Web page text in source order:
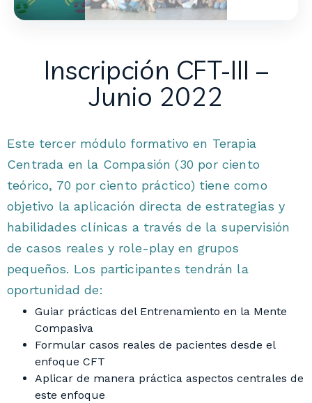
Inscripción CFT-III –
Junio 2022
Este tercer módulo formativo en Terapia
Centrada en la Compasión (30 por ciento
teórico, 70 por ciento práctico) tiene como
objetivo la aplicación directa de estrategias y
habilidades clínicas a través de la supervisión
de casos reales y role-play en grupos
pequeños. Los participantes tendrán la
oportunidad de:
Guiar prácticas del Entrenamiento en la Mente
Compasiva
Formular casos reales de pacientes desde el
enfoque CFT
Aplicar de manera práctica aspectos centrales de
este enfoque